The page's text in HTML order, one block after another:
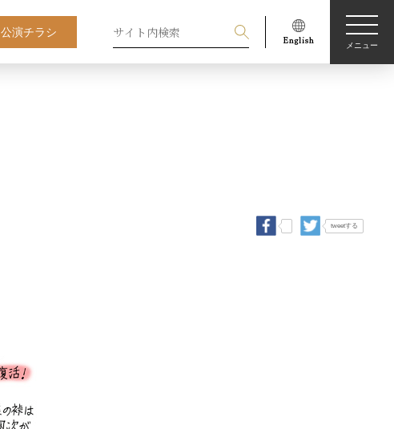
公演チラシ
メニュー
tweetする